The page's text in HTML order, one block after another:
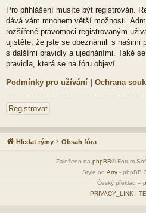
Pro přihlášení musíte být registrován.
dává vám mnohem větší možnosti.
rozšířené pravomoci registrovaným
ujistěte, že jste se obeznámili s našimi
s dalšími pravidly a ujednáními. Také
pravidla, která se na fóru objeví.
Podmínky pro užívání | Ochrana
Registrovat
Hledat rýmy Obsah fóra
Založeno na phpBB® Forum
Style od Arty - phpBB
Český překlad –
PRIVACY_LINK |